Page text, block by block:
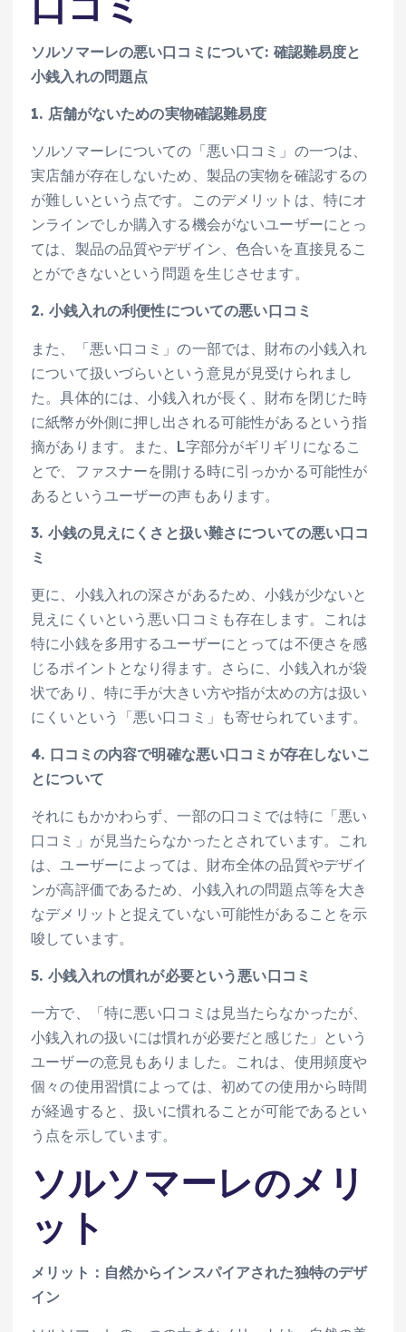
ソルソマーレの悪い口コミについて: 確認難易度と
小銭入れの問題点
1. 店舗がないための実物確認難易度
ソルソマーレについての「悪い口コミ」の一つは、
実店舗が存在しないため、製品の実物を確認するの
が難しいという点です。このデメリットは、特にオ
ンラインでしか購入する機会がないユーザーにとっ
ては、製品の品質やデザイン、色合いを直接見るこ
とができないという問題を生じさせます。
2. 小銭入れの利便性についての悪い口コミ
また、「悪い口コミ」の一部では、財布の小銭入れ
について扱いづらいという意見が見受けられまし
た。具体的には、小銭入れが長く、財布を閉じた時
に紙幣が外側に押し出される可能性があるという指
摘があります。また、L字部分がギリギリになるこ
とで、ファスナーを開ける時に引っかかる可能性が
あるというユーザーの声もあります。
3. 小銭の見えにくさと扱い難さについての悪い口コ
ミ
更に、小銭入れの深さがあるため、小銭が少ないと
見えにくいという悪い口コミも存在します。これは
特に小銭を多用するユーザーにとっては不便さを感
じるポイントとなり得ます。さらに、小銭入れが袋
状であり、特に手が大きい方や指が太めの方は扱い
にくいという「悪い口コミ」も寄せられています。
4. 口コミの内容で明確な悪い口コミが存在しないこ
とについて
それにもかかわらず、一部の口コミでは特に「悪い
口コミ」が見当たらなかったとされています。これ
は、ユーザーによっては、財布全体の品質やデザイ
ンが高評価であるため、小銭入れの問題点等を大き
なデメリットと捉えていない可能性があることを示
唆しています。
5. 小銭入れの慣れが必要という悪い口コミ
一方で、「特に悪い口コミは見当たらなかったが、
小銭入れの扱いには慣れが必要だと感じた」という
ユーザーの意見もありました。これは、使用頻度や
個々の使用習慣によっては、初めての使用から時間
が経過すると、扱いに慣れることが可能であるとい
う点を示しています。
ソルソマーレのメリ
ット
メリット：自然からインスパイアされた独特のデザ
イン